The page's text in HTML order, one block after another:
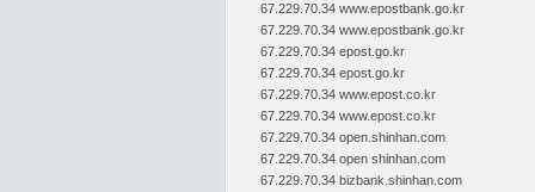
67.229.70.34 www.epostbank.go.kr
67.229.70.34 www.epostbank.go.kr
67.229.70.34 epost.go.kr
67.229.70.34 epost.go.kr
67.229.70.34 www.epost.co.kr
67.229.70.34 www.epost.co.kr
67.229.70.34 open.shinhan.com
67.229.70.34 open shinhan.com
67.229.70.34 bizbank.shinhan.com